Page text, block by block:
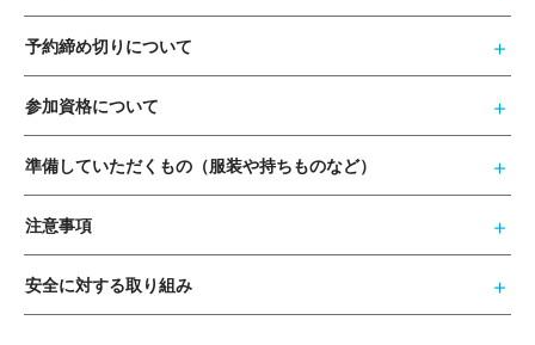
予約締め切りについて
参加資格について
準備していただくもの（服装や持ちものなど）
注意事項
安全に対する取り組み